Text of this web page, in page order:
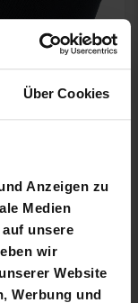
Über Cookies
Anzeigen zu
Medien
unsere
wir
Website
Werbung und